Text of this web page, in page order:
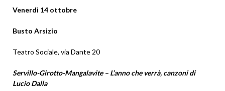
Venerdì 14 ottobre
Busto Arsizio
Teatro Sociale, via Dante 20
Servillo-Girotto-Mangalavite – L’anno che verrà, canzoni di
Lucio Dalla